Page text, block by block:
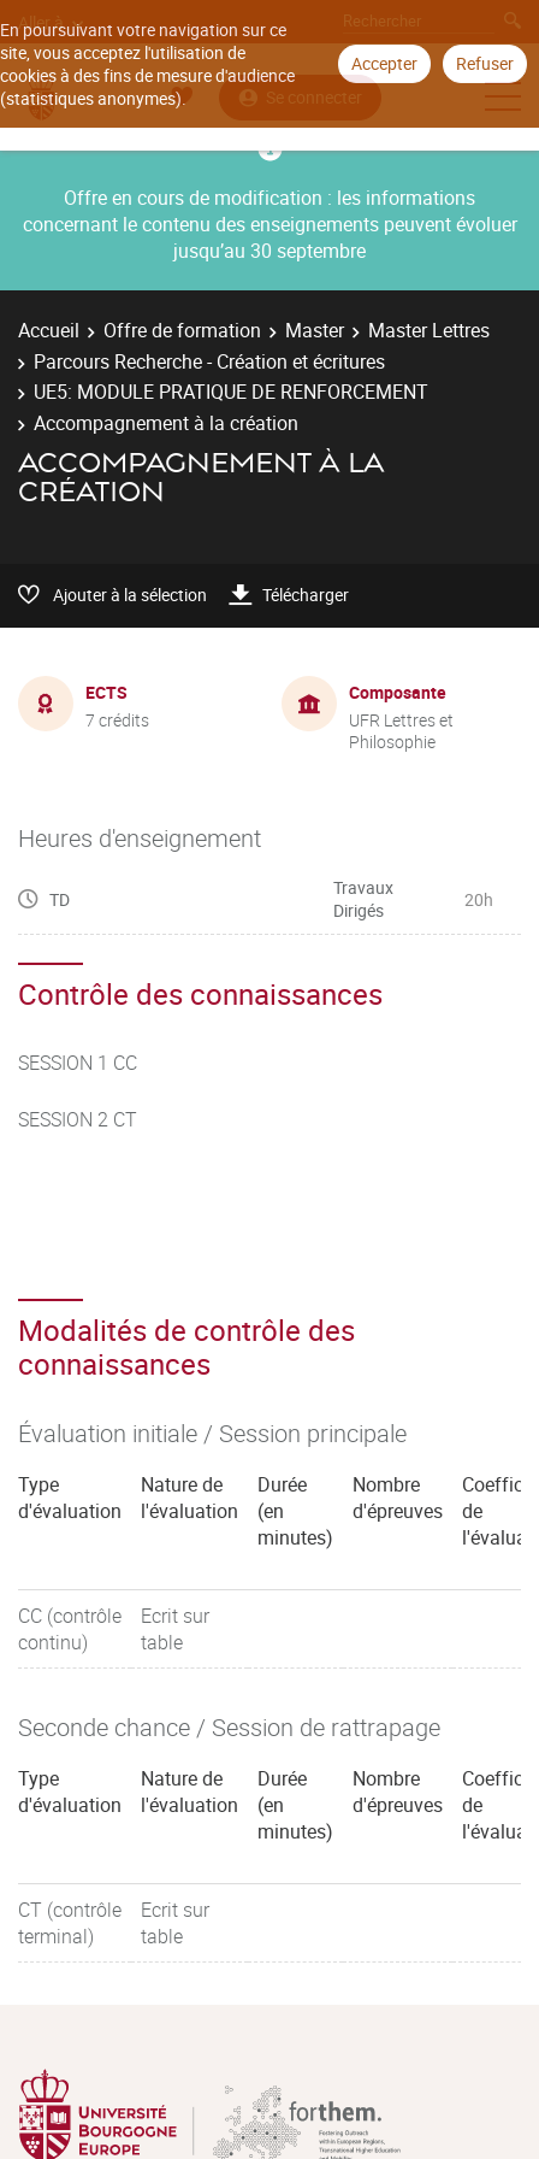
En poursuivant votre navigation sur ce
site, vous acceptez l'utilisation de
cookies à des fins de mesure d'audience
(statistiques anonymes).
Accepter Refuser
Aller à
Se connecter
Offre en cours de modification : les informations
concernant le contenu des enseignements peuvent évoluer
jusqu’au 30 septembre
Accueil Offre de formation Master
Master Lettres
Parcours Recherche - Création et écritures
UE5: MODULE PRATIQUE DE RENFORCEMENT
Accompagnement à la création
ACCOMPAGNEMENT À LA
CRÉATION
Ajouter à la sélection Télécharger
ECTS
7 crédits
Composante
UFR Lettres et
Philosophie
Heures d'enseignement
TD
Travaux
Dirigés
20h
Contrôle des connaissances
SESSION 1 CC
SESSION 2 CT
Modalités de contrôle des
connaissances
Évaluation initiale / Session principale
Type
d'évaluation
Nature de
l'évaluation
Durée
(en
minutes)
Nombre
d'épreuves
de
CC (contrôle
continu)
Ecrit sur
table
Seconde chance / Session de rattrapage
Type
d'évaluation
Nature de
l'évaluation
Durée
(en
minutes)
Nombre
d'épreuves
de
CT (contrôle
terminal)
Ecrit sur
table